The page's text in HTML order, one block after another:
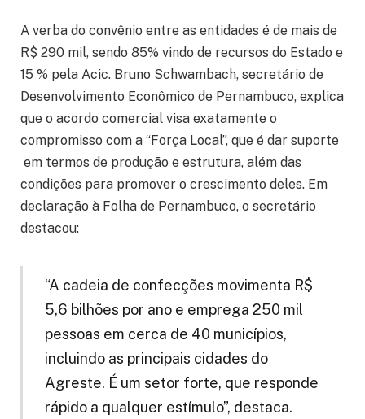
A verba do convênio entre as entidades é de mais de
R$ 290 mil, sendo 85% vindo de recursos do Estado e
15 % pela Acic. Bruno Schwambach, secretário de
Desenvolvimento Econômico de Pernambuco, explica
que o acordo comercial visa exatamente o
compromisso com a “Força Local”, que é dar suporte
em termos de produção e estrutura, além das
condições para promover o crescimento deles. Em
declaração à Folha de Pernambuco, o secretário
destacou:
“A cadeia de confecções movimenta R$
5,6 bilhões por ano e emprega 250 mil
pessoas em cerca de 40 municípios,
incluindo as principais cidades do
Agreste. É um setor forte, que responde
rápido a qualquer estímulo”, destaca.